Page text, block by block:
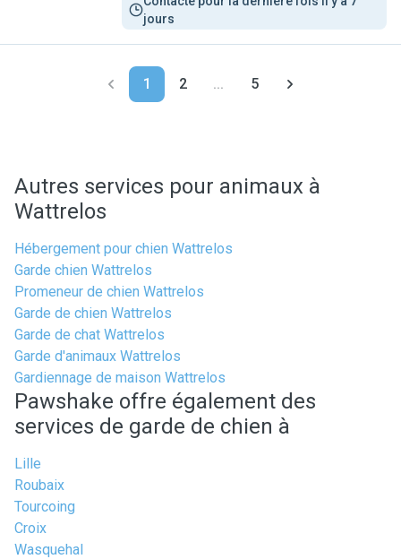
jours
1 2 ... 5
Autres services pour animaux à
Wattrelos
Hébergement pour chien Wattrelos
Garde chien Wattrelos
Promeneur de chien Wattrelos
Garde de chien Wattrelos
Garde de chat Wattrelos
Garde d'animaux Wattrelos
Gardiennage de maison Wattrelos
Pawshake offre également des
services de garde de chien à
Lille
Roubaix
Tourcoing
Croix
Wasquehal